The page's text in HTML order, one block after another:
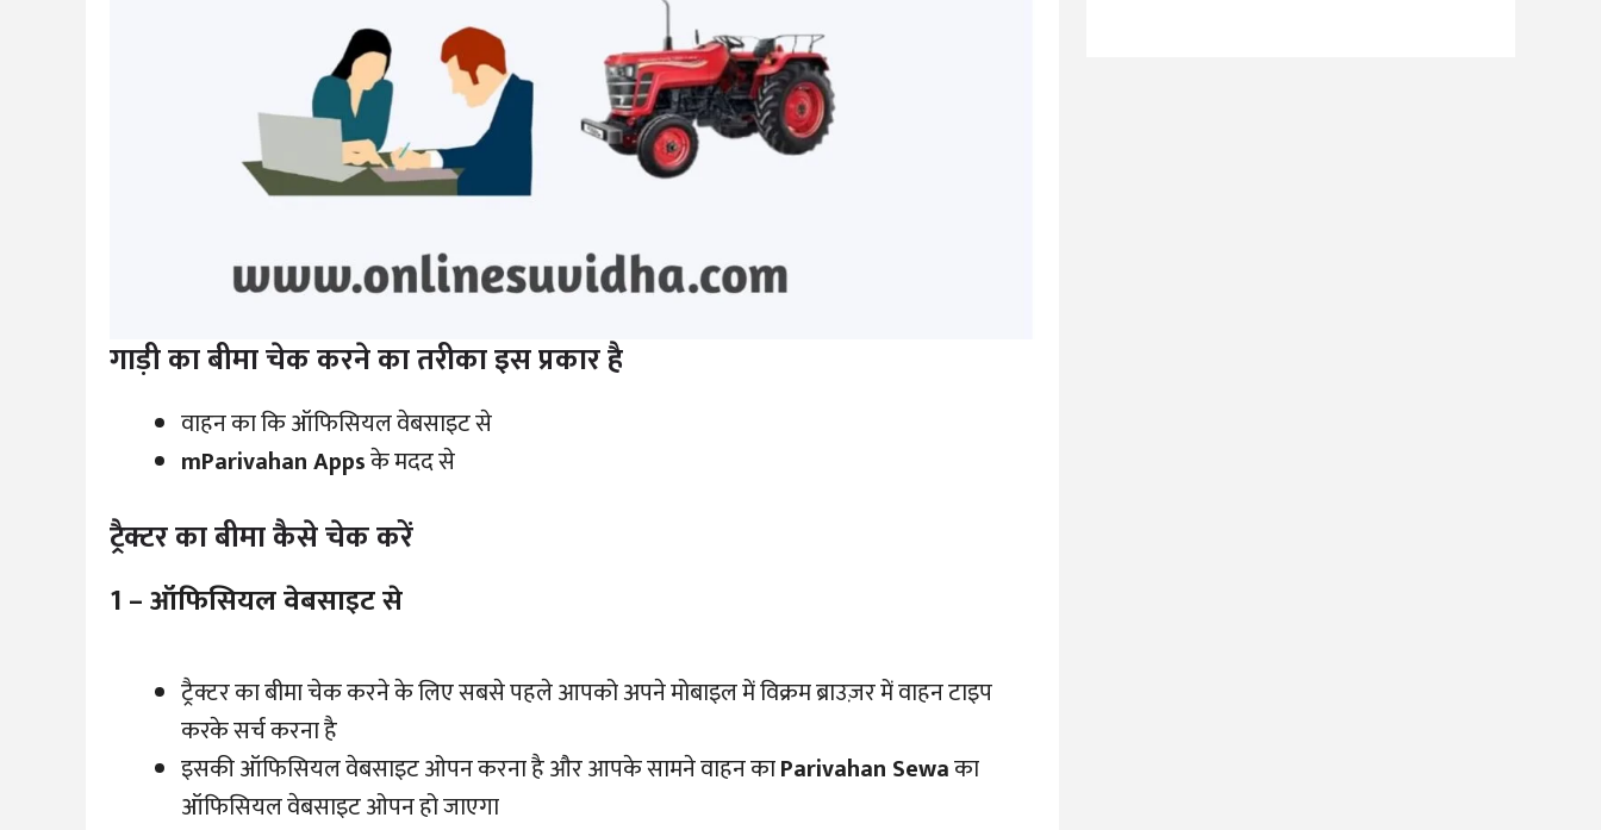
गाड़ी का बीमा चेक करने का तरीका इस प्रकार है
वाहन का कि ऑफिसियल वेबसाइट से
mParivahan Appsके मदद से
ट्रैक्टर का बीमा कैसे चेक करें
1 – ऑफिसियल वेबसाइट से
ट्रैक्टर का बीमा चेक करने के लिए सबसे पहले आपको अपने मोबाइल में विक्रम ब्राउज़र में वाहन टाइप
करके सर्च करना है
इसकी ऑफिसियल वेबसाइट ओपन करना है और आपके सामने वाहन काParivahan Sewaका
ऑफिसियल वेबसाइट ओपन हो जाएगा